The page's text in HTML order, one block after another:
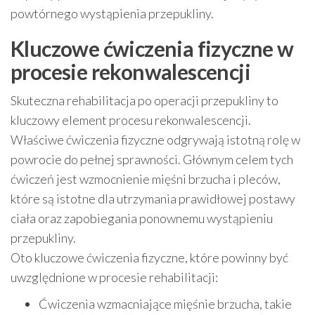
powtórnego wystąpienia przepukliny.
Kluczowe ćwiczenia fizyczne w
procesie rekonwalescencji
Skuteczna rehabilitacja po operacji przepukliny to
kluczowy element procesu rekonwalescencji.
Właściwe ćwiczenia fizyczne odgrywają istotną rolę w
powrocie do pełnej sprawności. Głównym celem tych
ćwiczeń jest wzmocnienie mięśni brzucha i pleców,
które są istotne dla utrzymania prawidłowej postawy
ciała oraz zapobiegania ponownemu wystąpieniu
przepukliny.
Oto kluczowe ćwiczenia fizyczne, które powinny być
uwzględnione w procesie rehabilitacji:
Ćwiczenia wzmacniające mięśnie brzucha, takie